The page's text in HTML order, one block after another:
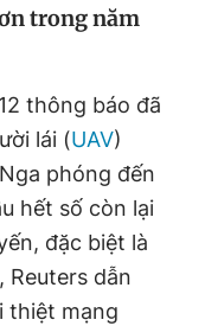
biết
quảng cáo
trong năm
thông báo đã
lái (UAV)
phóng đến
hết số còn lại
đặc biệt là
Reuters dẫn
thiệt mạng